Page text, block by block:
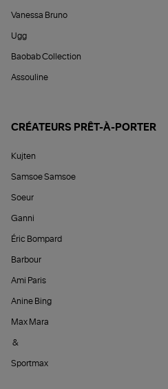
Vanessa Bruno
Ugg
Baobab Collection
Assouline
CRÉATEURS PRÊT-À-PORTER
Kujten
Samsoe Samsoe
Soeur
Ganni
Éric Bompard
Barbour
Ami Paris
Anine Bing
Max Mara
&
Sportmax